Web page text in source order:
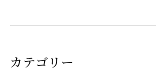
カテゴリー